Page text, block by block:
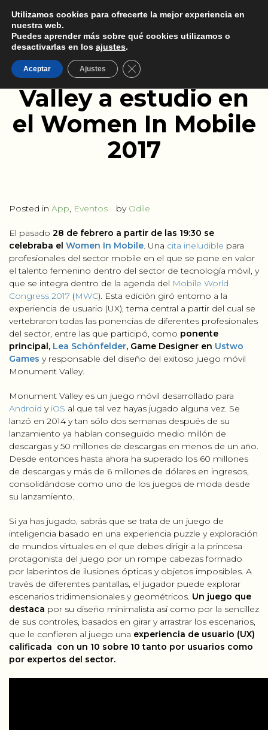
La UX de Monument
Valley a estudio en
el Women In Mobile
2017
Posted in App, Eventos by Odile
El pasado 28 de febrero a partir de las 19:30 se
celebraba el Women In Mobile. Una cita ineludible para
profesionales del sector mobile en el que se pone en valor
el talento femenino dentro del sector de tecnología móvil, y
que se integra dentro de la agenda del Mobile World
Congress 2017 (MWC). Esta edición giró entorno a la
experiencia de usuario (UX), tema central a partir del cual se
vertebraron todas las ponencias de diferentes profesionales
del sector, entre las que participó, como ponente
principal, Lea Schönfelder, Game Designer en Ustwo
Games y responsable del diseño del exitoso juego móvil
Monument Valley.
Monument Valley es un juego móvil desarrollado para
Android y iOS al que tal vez hayas jugado alguna vez. Se
lanzó en 2014 y tan sólo dos semanas después de su
lanzamiento ya habían conseguido medio millón de
descargas y 50 millones de descargas en menos de un año.
Desde entonces hasta ahora ha superado los 60 millones
de descargas y más de 6 millones de dólares en ingresos,
consolidándose como uno de los juegos de moda desde
su lanzamiento.
Si ya has jugado, sabrás que se trata de un juego de
inteligencia basado en una experiencia puzzle y exploración
de mundos virtuales en el que debes dirigir a la princesa
protagonista del juego por un rompe cabezas formado
por laberintos de ilusiones ópticas y objetos imposibles. A
través de diferentes pantallas, el jugador puede explorar
escenarios tridimensionales y geométricos. Un juego que
destaca por su diseño minimalista así como por la sencillez
de sus controles, basados en girar y arrastrar los escenarios,
que le confieren al juego una experiencia de usuario (UX)
calificada con un 10 sobre 10 tanto por usuarios como
por expertos del sector.
Utilizamos cookies para ofrecerte la mejor experiencia en
nuestra web.
Puedes aprender más sobre qué cookies utilizamos o
desactivarlas en los ajustes.
Aceptar Ajustes Cerrar el banner de cookies RGPD